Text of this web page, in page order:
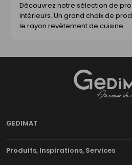
Découvrez notre sélection de
intérieurs. Un grand choix de
le rayon revêtement de cuisine.
GEDIMAT
Produits, Inspirations, Services